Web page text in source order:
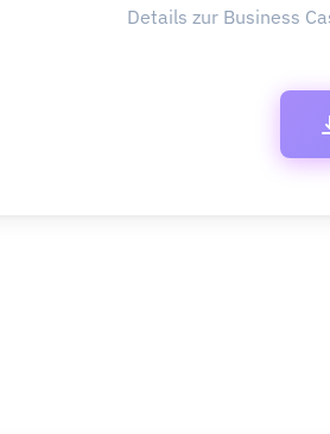
Details zur Business